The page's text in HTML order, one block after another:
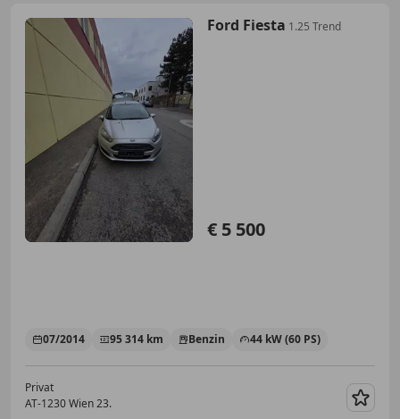
Ford Fiesta 1.25 Trend
€ 5 500
07/2014 95 314 km Benzin 44 kW (60 PS)
Privat
AT-1230 Wien 23.